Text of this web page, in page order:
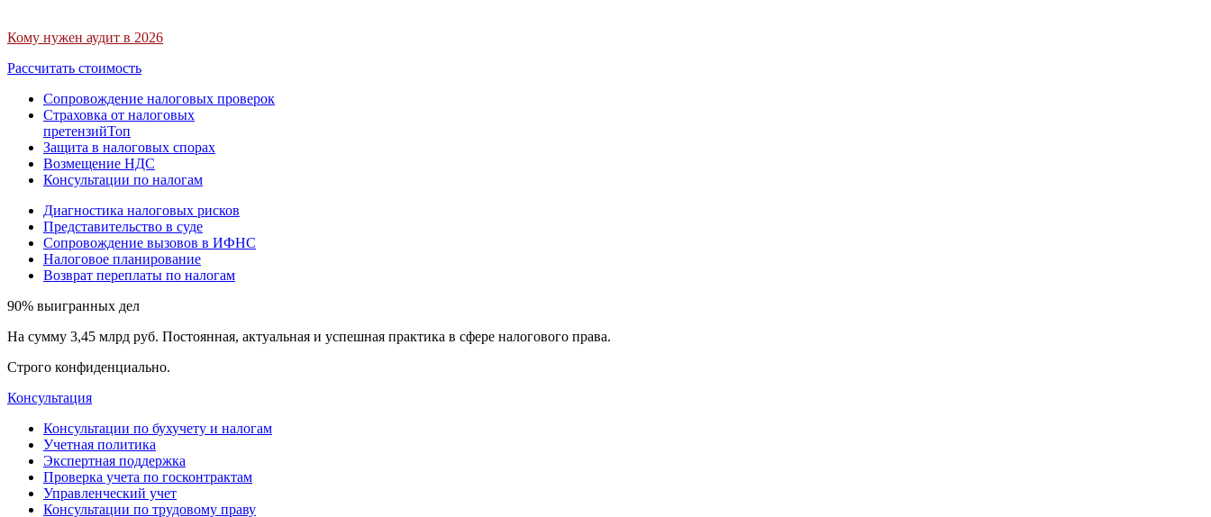
Кому нужен аудит в 2026
Рассчитать стоимость
Сопровождение налоговых проверок
Страховка от налоговых
претензийТоп
Защита в налоговых спорах
Возмещение НДС
Консультации по налогам
Диагностика налоговых рисков
Представительство в суде
Сопровождение вызовов в ИФНС
Налоговое планирование
Возврат переплаты по налогам
90% выигранных дел
На сумму 3,45 млрд руб. Постоянная, актуальная и успешная практика в сфере налогового права.
Строго конфиденциально.
Консультация
Консультации по бухучету и налогам
Учетная политика
Экспертная поддержка
Проверка учета по госконтрактам
Управленческий учет
Консультации по трудовому праву